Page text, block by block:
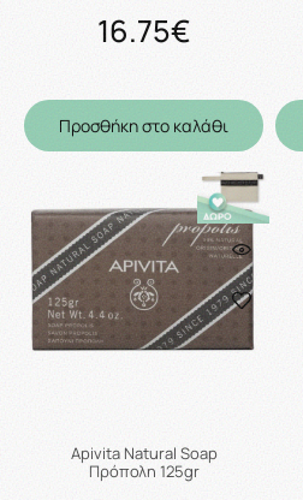
16.75€
Προσθήκη στο καλάθι
Apivita Natural Soap
Πρόπολη 125gr